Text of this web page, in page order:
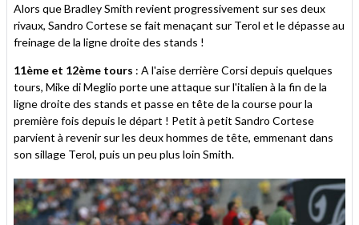
Alors que Bradley Smith revient progressivement sur ses deux
rivaux, Sandro Cortese se fait menaçant sur Terol et le dépasse au
freinage de la ligne droite des stands !
11ème et 12ème tours : A l'aise derrière Corsi depuis quelques
tours, Mike di Meglio porte une attaque sur l'italien à la fin de la
ligne droite des stands et passe en tête de la course pour la
première fois depuis le départ ! Petit à petit Sandro Cortese
parvient à revenir sur les deux hommes de tête, emmenant dans
son sillage Terol, puis un peu plus loin Smith.